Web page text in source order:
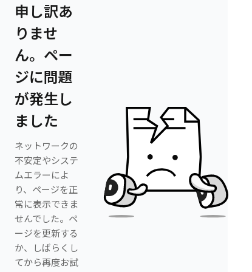
申し訳あ
りませ
ん。ペー
ジに問題
が発生し
ました
ネットワークの
不安定やシステ
ムエラーによ
り、ページを正
常に表示できま
せんでした。ペ
ージを更新する
か、しばらくし
てから再度お試